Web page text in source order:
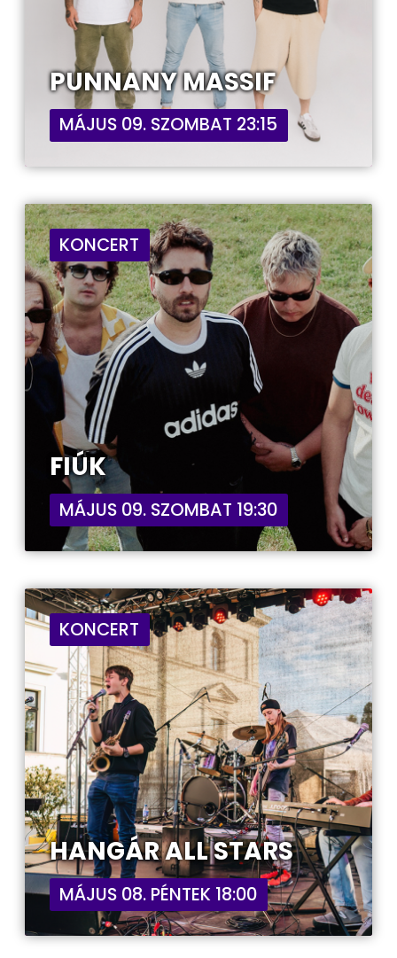
PUNNANY MASSIF
MÁJUS 09. SZOMBAT 23:15
KONCERT
FIÚK
MÁJUS 09. SZOMBAT 19:30
KONCERT
HANGÁR ALL STARS
MÁJUS 08. PÉNTEK 18:00